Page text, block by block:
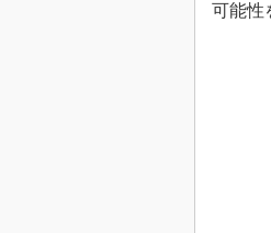
可能性